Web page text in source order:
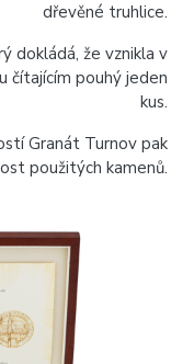
dřevěné truhlice.
dokládá, že vznikla v
čítajícím pouhý jeden
kus.
Granát Turnov pak
použitých kamenů.